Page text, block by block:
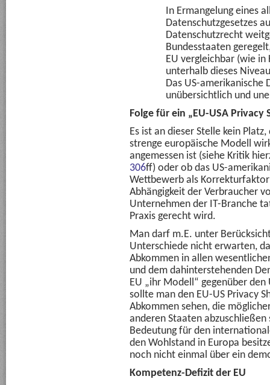
In Ermangelung eines
Datenschutzgesetzes
Datenschutzrecht
Bundesstaaten
EU vergleichbar (wie
unterhalb dieses
Das US-
unübersichtlich und
Folge für ein „EU-USA Privacy
Es ist an dieser Stelle kein
strenge europäische Modell
angemessen ist (siehe Kritik
306ff) oder ob das US-
Wettbewerb als
Abhängigkeit der Verbraucher
Unternehmen der IT-Branche
Praxis gerecht wird.
Man darf m.E. unter
Unterschiede nicht erwarten,
Abkommen in allen
und dem dahinterstehenden
EU „ihr Modell“ gegenüber
sollte man den EU-US Privacy
Abkommen sehen, die
anderen Staaten
Bedeutung für den
den Wohlstand in Europa
noch nicht einmal über ein
Kompetenz-Defizit der EU